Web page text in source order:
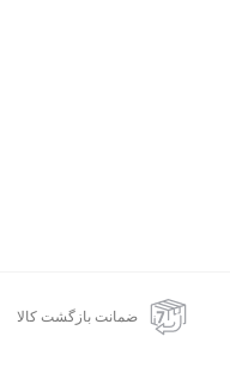
ضمانت بازگشت کالا